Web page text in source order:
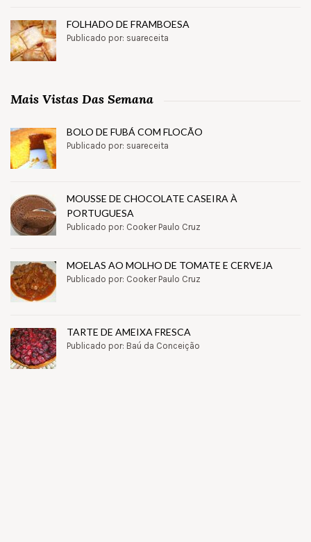
FOLHADO DE FRAMBOESA
Publicado por: suareceita
Mais Vistas Das Semana
BOLO DE FUBÁ COM FLOCÃO
Publicado por: suareceita
MOUSSE DE CHOCOLATE CASEIRA À
PORTUGUESA
Publicado por: Cooker Paulo Cruz
MOELAS AO MOLHO DE TOMATE E CERVEJA
Publicado por: Cooker Paulo Cruz
TARTE DE AMEIXA FRESCA
Publicado por: Baú da Conceição